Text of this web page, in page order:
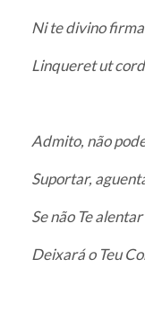
Ni te divino
Linqueret ut
Admito, não
Suportar,
Se não Te
Deixará o Teu